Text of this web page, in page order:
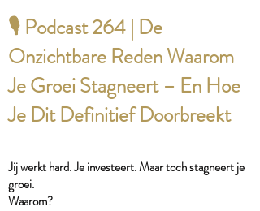
🎙 Podcast 264 | De
Onzichtbare Reden Waarom
Je Groei Stagneert – En Hoe
Je Dit Definitief Doorbreekt
Jij werkt hard. Je investeert. Maar toch stagneert je
groei.
Waarom?